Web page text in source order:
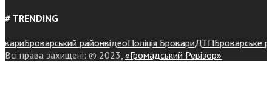
# TRENDING
Броварський районвідеоПоліція БровариДТПБроварське
Всі права захищені: © 2023, «Громадський Ревізор»